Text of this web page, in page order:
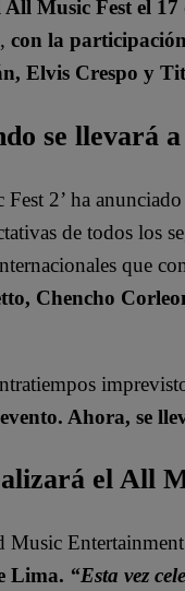
Music Fest el 17
con la
Elvis Crespo y
se llevará
2’ ha
de todos los
que
Chencho
Ahora, se
el All
Music
Lima. “Esta vez